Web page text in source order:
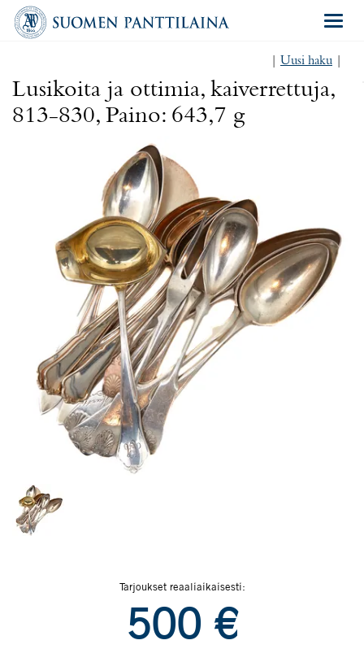
Uusi haku
Lusikoita ja ottimia, kaiverrettuja,
813-830, Paino: 643,7 g
Tarjoukset reaaliaikaisesti:
500 €